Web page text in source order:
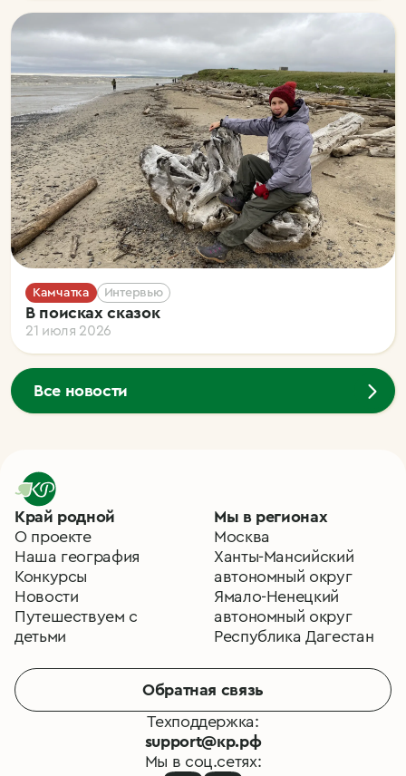
Камчатка Интервью
В поисках сказок
21 июля 2026
Все новости
Край родной
О проекте
Наша география
Конкурсы
Новости
Путешествуем с
детьми
Мы в регионах
Москва
Ханты-Мансийский
автономный округ
Ямало-Ненецкий
автономный округ
Республика Дагестан
Обратная связь
Техподдержка:
support@кр.рф
Мы в соц.сетях: